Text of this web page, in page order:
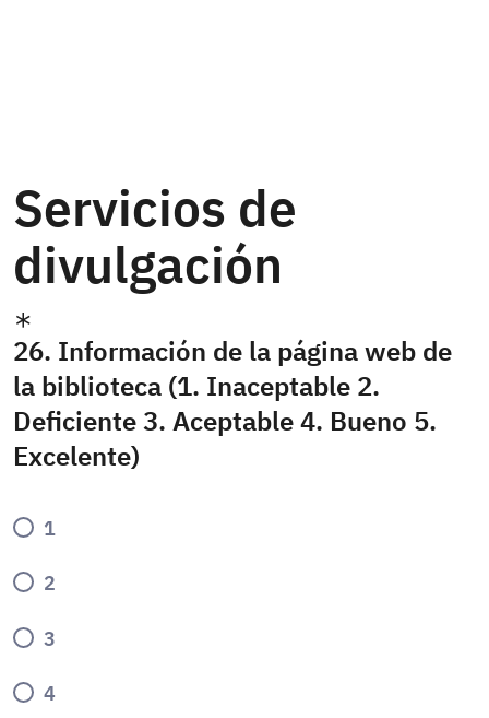
Servicios de
divulgación
26. Información de la página web de
la biblioteca (1. Inaceptable 2.
Deficiente 3. Aceptable 4. Bueno 5.
Excelente)
1
2
3
4